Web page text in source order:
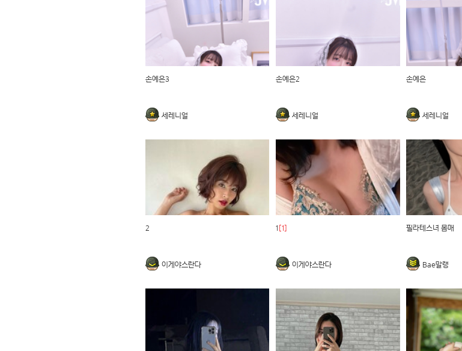
손예은3
세레니얼
손예은2
세레니얼
손예은
세레니얼
2
이게야스란다
1 [1]
이게야스란다
필라테스녀 몸매
Bae말랭